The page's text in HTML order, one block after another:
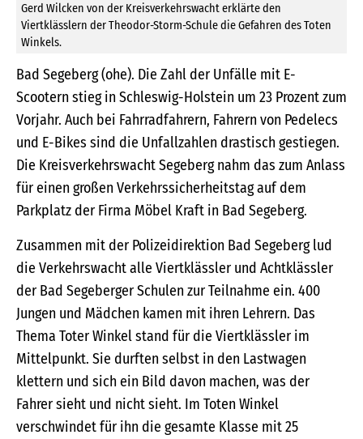
Gerd Wilcken von der Kreisverkehrswacht erklärte den
Viertklässlern der Theodor-Storm-Schule die Gefahren des Toten
Winkels.
Bad Segeberg (ohe). Die Zahl der Unfälle mit E-
Scootern stieg in Schleswig-Holstein um 23 Prozent zum
Vorjahr. Auch bei Fahrradfahrern, Fahrern von Pedelecs
und E-Bikes sind die Unfallzahlen drastisch gestiegen.
Die Kreisverkehrswacht Segeberg nahm das zum Anlass
für einen großen Verkehrssicherheitstag auf dem
Parkplatz der Firma Möbel Kraft in Bad Segeberg.
Zusammen mit der Polizeidirektion Bad Segeberg lud
die Verkehrswacht alle Viertklässler und Achtklässler
der Bad Segeberger Schulen zur Teilnahme ein. 400
Jungen und Mädchen kamen mit ihren Lehrern. Das
Thema Toter Winkel stand für die Viertklässler im
Mittelpunkt. Sie durften selbst in den Lastwagen
klettern und sich ein Bild davon machen, was der
Fahrer sieht und nicht sieht. Im Toten Winkel
verschwindet für ihn die gesamte Klasse mit 25